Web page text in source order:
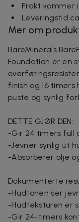
Frakt kommer
Leveringstid
Mer om
BareMinerals
Foundation er en
finish og 16
puste og synlig
DETTE GJØR DEN:
-Gir 24 timers full
-Jevner synlig ut
-Absorberer olje
Dokumenterte
-Hudtonen ser
-Hudteksturen er
-Gir 24-timers